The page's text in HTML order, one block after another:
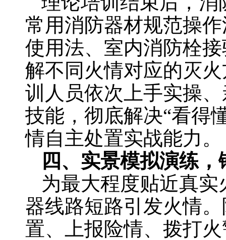
常用消防器材规范操
使用法、室内消防栓
解不同火情对应的灭
训人员依次上手实操
技能，彻底解决“看得
情自主处置实战能力。
四、实景模拟演练
为最大程度贴近真
器线路短路引发火情
置、上报险情、拨打